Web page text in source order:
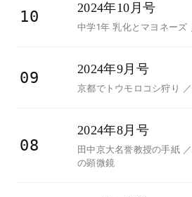
10 2024年10月号
中学1年 乳化とマヨネーズ
09 2024年9月号
京都でトウモロコシ狩り
08
2024年8月号
田中京大名誉教授の手紙
の顕微鏡